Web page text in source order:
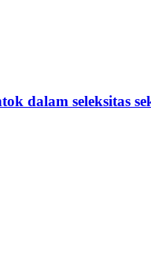
dalam seleksitas